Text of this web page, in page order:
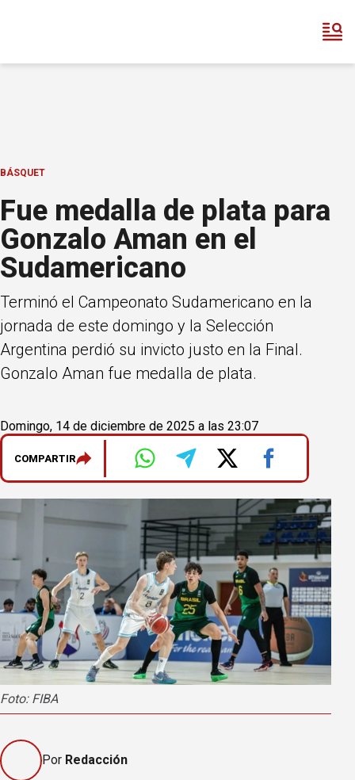
BÁSQUET
Fue medalla de plata para
Gonzalo Aman en el
Sudamericano
Terminó el Campeonato Sudamericano en la
jornada de este domingo y la Selección
Argentina perdió su invicto justo en la Final.
Gonzalo Aman fue medalla de plata.
Domingo, 14 de diciembre de 2025 a las 23:07
COMPARTIR
Foto: FIBA
Por Redacción